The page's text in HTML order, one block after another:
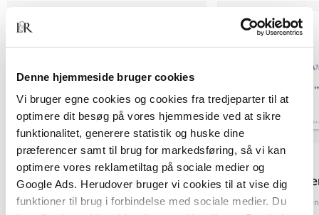
Denne hjemmeside bruger cookies
Vi bruger egne cookies og cookies fra tredjeparter til at
optimere dit besøg på vores hjemmeside ved at sikre
funktionalitet, generere statistik og huske dine
præferencer samt til brug for markedsføring, så vi kan
optimere vores reklametiltag på sociale medier og
Google Ads. Herudover bruger vi cookies til at vise dig
funktioner til brug i forbindelse med sociale medier. Du
Softcover med flapper
Fra filosofien til videnskaberne
Finn Collin
Serie
Hvad er ...
Tinne Hoff Kjeldsen